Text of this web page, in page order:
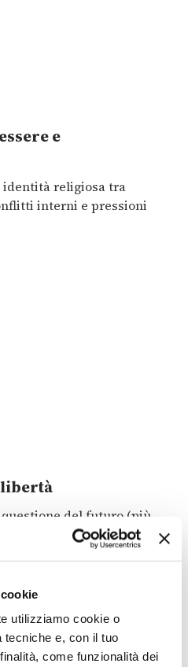
utilizziamo cookie o
tecniche e, con il tuo
come funzionalità dei
e
identità religiosa tra
interni e pressioni
libertà
del futuro (più